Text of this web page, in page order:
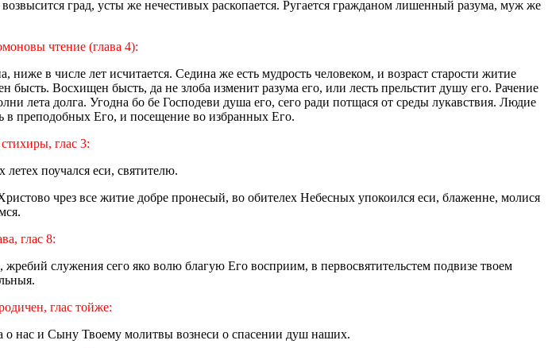
град, усты же нечестивых раскопается. Ругается гражданом лишенный разума, муж же
чтение (глава 4):
ниже в числе лет исчитается. Седина же есть мудрость человеком, и возраст старости житие
Восхищен бысть, да не злоба изменит разума его, или лесть прельстит душу его. Рачение
лета долга. Угодна бо бе Господеви душа его, сего ради потщася от среды лукавствия. Людие
преподобных Его, и посещение во избранных Его.
глас 3:
поучался еси, святителю.
чрез все житие добре пронесый, во обителех Небесных упокоился еси, блаженне, молися
глас 8:
служения сего яко волю благую Его восприим, в первосвятительстем подвизе твоем
глас тойже:
о нас и Сыну Твоему молитвы вознеси о спасении душ наших.